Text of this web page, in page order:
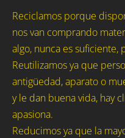
Reciclamos porque
nos van comprando
algo, nunca es suficiente,
Reutilizamos ya que
antigüedad, aparato o
y le dan buena vida, hay
apasiona.
Reducimos ya que la